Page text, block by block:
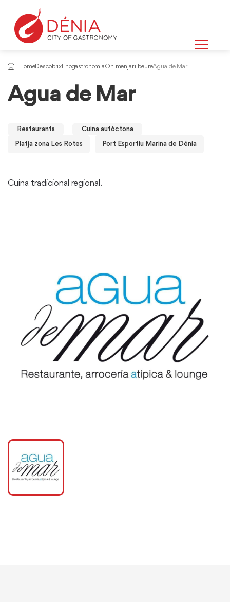
HomeDescobrixEnogastronomiaOn menjar i beureAgua de Mar
Agua de Mar
Restaurants Cuina autòctona
Platja zona Les Rotes Port Esportiu Marina de Dénia
Cuina tradicional regional.